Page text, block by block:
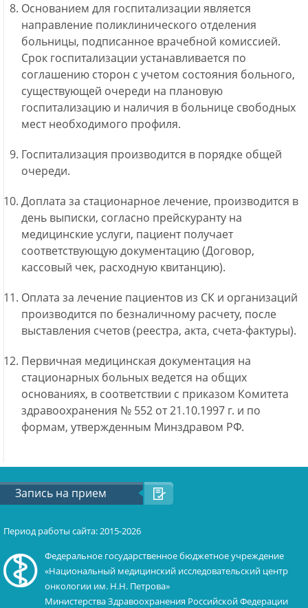
Основанием для госпитализации является
направление поликлинического отделения
больницы, подписанное врачебной комиссией.
Срок госпитализации устанавливается по
соглашению сторон с учетом состояния больного,
существующей очереди на плановую
госпитализацию и наличия в больнице свободных
мест необходимого профиля.
Госпитализация производится в порядке общей
очереди.
Доплата за стационарное лечение, производится в
день выписки, согласно прейскуранту на
медицинские услуги, пациент получает
соответствующую документацию (Договор,
кассовый чек, расходную квитанцию).
Оплата за лечение пациентов из СК и организаций
производится по безналичному расчету, после
выставления счетов (реестра, акта, счета-фактуры).
Первичная медицинская документация на
стационарных больных ведется на общих
основаниях, в соответствии с приказом Комитета
здравоохранения № 552 от 21.10.1997 г. и по
формам, утвержденным Минздравом РФ.
Запись на прием
Период работы сайта: 2015-2026
Федеральное государственное бюджетное учреждение
«Национальный медицинский исследовательский центр
онкологии им. Н.Н. Петрова»
Министерства Здравоохранения Российской Федерации